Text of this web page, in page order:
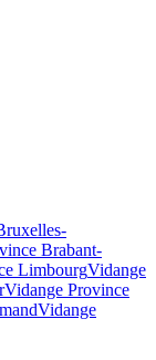
Brabant-
LimbourgVidange
Vidange Province
Vidange